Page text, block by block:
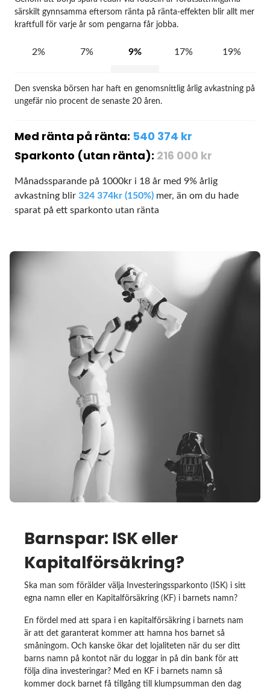
särskilt gynnsamma eftersom ränta på ränta-effekten blir allt mer
kraftfull för varje år som pengarna får jobba.
2% 7% 9% 17% 19%
Den svenska börsen har haft en genomsnittlig årlig avkastning på
ungefär nio procent de senaste 20 åren.
Med ränta på ränta: 540 374 kr
Sparkonto (utan ränta): 216 000 kr
Månadssparande på 1000kr i 18 år med 9% årlig
avkastning blir 324 374kr (150%) mer, än om du hade
sparat på ett sparkonto utan ränta
Barnspar: ISK eller
Kapitalförsäkring?
Ska man som förälder välja Investeringssparkonto (ISK) i sitt
egna namn eller en Kapitalförsäkring (KF) i barnets namn?
En fördel med att spara i en kapitalförsäkring i barnets nam
är att det garanterat kommer att hamna hos barnet så
småningom. Och kanske ökar det lojaliteten när du ser ditt
barns namn på kontot när du loggar in på din bank för att
följa dina investeringar? Med en KF i barnets namn så
kommer dock barnet få tillgång till klumpsumman den dag